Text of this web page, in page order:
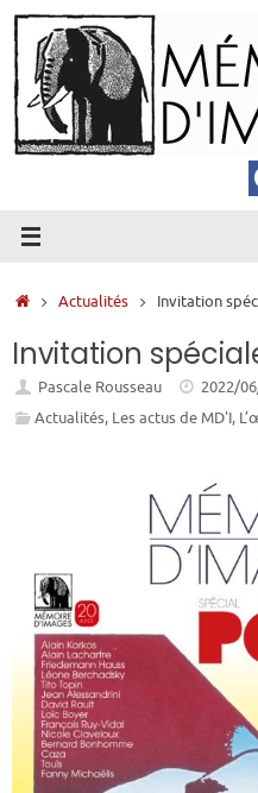
Passer
au
contenu
Accueil
Actualités Invitation
Invitation
Pascale Rousseau
2022/
Actualités, Les actus de MD'I,